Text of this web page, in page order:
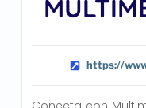
https://